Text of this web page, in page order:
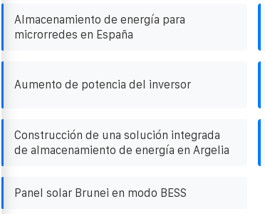
Almacenamiento de energía para
microrredes en España
Aumento de potencia del inversor
Construcción de una solución integrada
de almacenamiento de energía en Argelia
Panel solar Brunei en modo BESS